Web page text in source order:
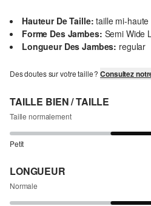
Hauteur De Taille: taille mi-haute
Forme Des Jambes: Semi Wide
Longueur Des Jambes: regular
Des doutes sur votre taille ?Consultez
TAILLE BIEN / TAILLE
Taille normalement
Petit
LONGUEUR
Normale